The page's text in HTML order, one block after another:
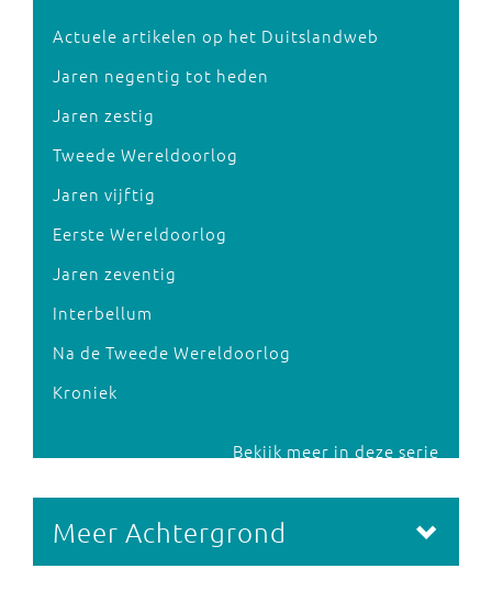
Actuele artikelen op het Duitslandweb
Jaren negentig tot heden
Jaren zestig
Tweede Wereldoorlog
Jaren vijftig
Eerste Wereldoorlog
Jaren zeventig
Interbellum
Na de Tweede Wereldoorlog
Kroniek
Bekijk meer in deze serie
Meer Achtergrond